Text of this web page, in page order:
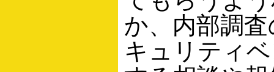
か、内部調
キュリティ